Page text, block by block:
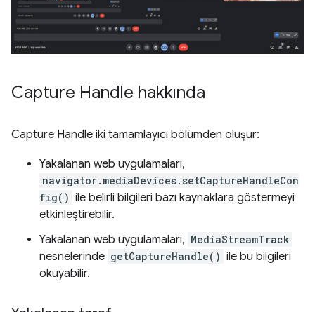
Capture Handle hakkında
Capture Handle iki tamamlayıcı bölümden oluşur:
Yakalanan web uygulamaları,
navigator.mediaDevices.setCaptureHandleCon
fig() ile belirli bilgileri bazı kaynaklara göstermeyi
etkinleştirebilir.
Yakalanan web uygulamaları, MediaStreamTrack
nesnelerinde getCaptureHandle() ile bu bilgileri
okuyabilir.